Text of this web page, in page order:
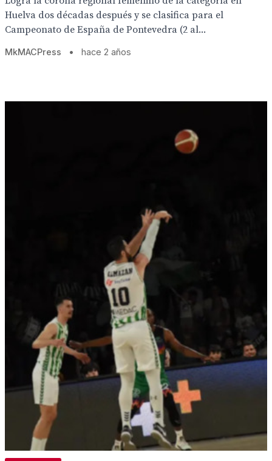
Huelva dos décadas después y se clasifica para el
Campeonato de España de Pontevedra (2 al...
MkMACPress • hace 2 años